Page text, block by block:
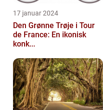
17 januar 2024
Den Grønne Trøje i Tour
de France: En ikonisk
konk...